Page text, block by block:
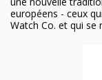
européens - ceux
Watch Co. et qui se